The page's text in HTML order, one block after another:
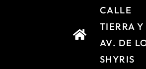
CALLE
TIERRA Y
AV. DE
SHYRIS